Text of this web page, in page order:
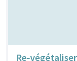
Re-